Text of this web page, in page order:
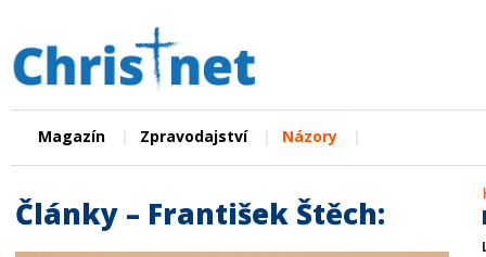
Magazín Zpravodajství Názory
Články – František Štěch: